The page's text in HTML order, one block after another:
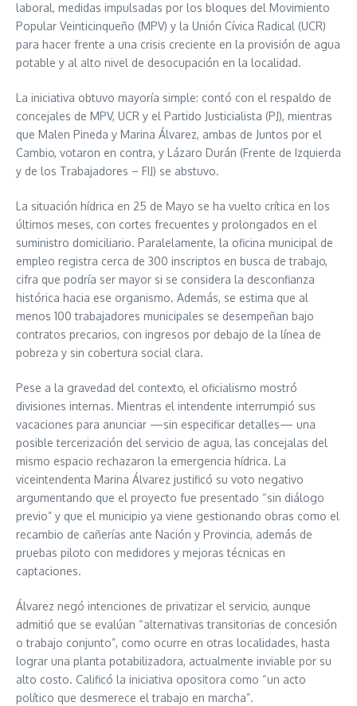
laboral, medidas impulsadas por los bloques del Movimiento
Popular Veinticinqueño (MPV) y la Unión Cívica Radical (UCR)
para hacer frente a una crisis creciente en la provisión de agua
potable y al alto nivel de desocupación en la localidad.
La iniciativa obtuvo mayoría simple: contó con el respaldo de
concejales de MPV, UCR y el Partido Justicialista (PJ), mientras
que Malen Pineda y Marina Álvarez, ambas de Juntos por el
Cambio, votaron en contra, y Lázaro Durán (Frente de Izquierda
y de los Trabajadores – FIJ) se abstuvo.
La situación hídrica en 25 de Mayo se ha vuelto crítica en los
últimos meses, con cortes frecuentes y prolongados en el
suministro domiciliario. Paralelamente, la oficina municipal de
empleo registra cerca de 300 inscriptos en busca de trabajo,
cifra que podría ser mayor si se considera la desconfianza
histórica hacia ese organismo. Además, se estima que al
menos 100 trabajadores municipales se desempeñan bajo
contratos precarios, con ingresos por debajo de la línea de
pobreza y sin cobertura social clara.
Pese a la gravedad del contexto, el oficialismo mostró
divisiones internas. Mientras el intendente interrumpió sus
vacaciones para anunciar —sin especificar detalles— una
posible tercerización del servicio de agua, las concejalas del
mismo espacio rechazaron la emergencia hídrica. La
viceintendenta Marina Álvarez justificó su voto negativo
argumentando que el proyecto fue presentado “sin diálogo
previo” y que el municipio ya viene gestionando obras como el
recambio de cañerías ante Nación y Provincia, además de
pruebas piloto con medidores y mejoras técnicas en
captaciones.
Álvarez negó intenciones de privatizar el servicio, aunque
admitió que se evalúan “alternativas transitorias de concesión
o trabajo conjunto”, como ocurre en otras localidades, hasta
lograr una planta potabilizadora, actualmente inviable por su
alto costo. Calificó la iniciativa opositora como “un acto
político que desmerece el trabajo en marcha”.